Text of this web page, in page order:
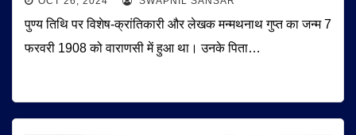
पुण्य तिथि पर विशेष-क्रांतिकारी और लेखक मन्मथनाथ गुप्त का जन्म 7
फरवरी 1908 को वाराणसी में हुआ था। उनके पिता…